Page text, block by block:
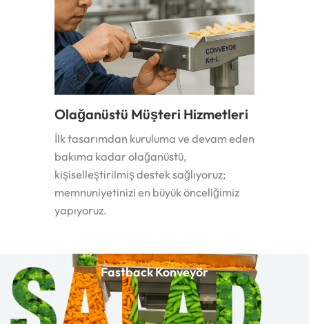
Olağanüstü Müşteri Hizmetleri
İlk tasarımdan kuruluma ve devam eden
bakıma kadar olağanüstü,
kişiselleştirilmiş destek sağlıyoruz;
memnuniyetinizi en büyük önceliğimiz
yapıyoruz.
Fastback Konveyör